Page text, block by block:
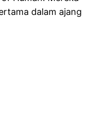
dalam ajang